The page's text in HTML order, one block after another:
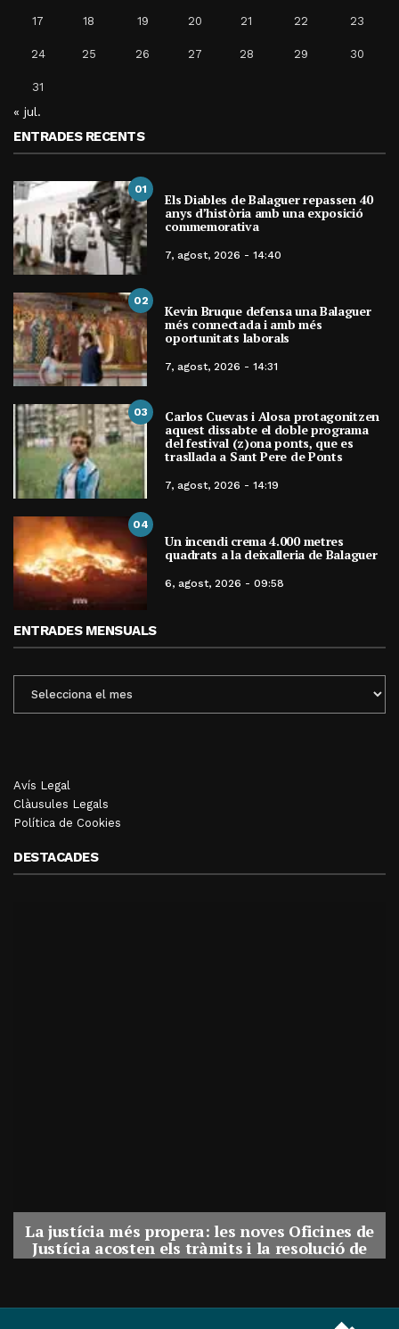
17 18 19 20 21 22 23
24 25 26 27 28 29 30
31
« jul.
ENTRADES RECENTS
01
Els Diables de Balaguer repassen 40
anys d’història amb una exposició
commemorativa
7, agost, 2026 - 14:40
02
Kevin Bruque defensa una Balaguer
més connectada i amb més
oportunitats laborals
7, agost, 2026 - 14:31
03 Carlos Cuevas i Alosa protagonitzen
aquest dissabte el doble programa
del festival (z)ona ponts, que es
trasllada a Sant Pere de Ponts
7, agost, 2026 - 14:19
04
Un incendi crema 4.000 metres
quadrats a la deixalleria de Balaguer
6, agost, 2026 - 09:58
ENTRADES MENSUALS
MENSUALS
Avís Legal
Clàusules Legals
Política de Cookies
DESTACADES
La justícia més propera: les noves Oficines de
Justícia acosten els tràmits i la resolució de
conflictes als municipis de Catalunya